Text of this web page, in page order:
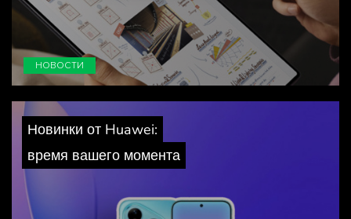
НОВОСТИ
Новинки от Huawei:
время вашего момента